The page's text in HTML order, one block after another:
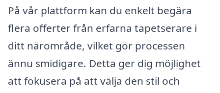
På vår plattform kan du enkelt begära
flera offerter från erfarna tapetserare i
ditt närområde, vilket gör processen
ännu smidigare. Detta ger dig möjlighet
att fokusera på att välja den stil och